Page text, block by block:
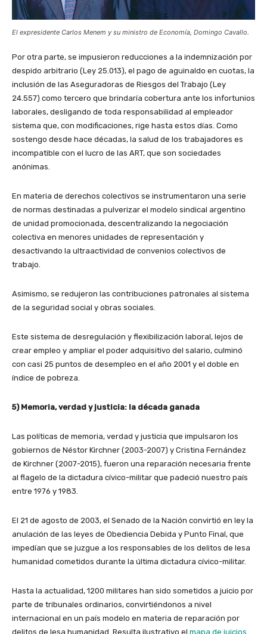
El expresidente Carlos Menem y su ministro de Economía, Domingo Cavallo.
Por otra parte, se impusieron reducciones a la indemnización por
despido arbitrario (Ley 25.013), el pago de aguinaldo en cuotas, la
inclusión de las Aseguradoras de Riesgos del Trabajo (Ley
24.557) como tercero que brindaría cobertura ante los infortunios
laborales, desligando de toda responsabilidad al empleador
sistema que, con modificaciones, rige hasta estos días. Como
sostengo desde hace décadas, la salud de los trabajadores es
incompatible con el lucro de las ART, que son sociedades
anónimas.
En materia de derechos colectivos se instrumentaron una serie
de normas destinadas a pulverizar el modelo sindical argentino
de unidad promocionada, descentralizando la negociación
colectiva en menores unidades de representación y
desactivando la ultraactividad de convenios colectivos de
trabajo.
Asimismo, se redujeron las contribuciones patronales al sistema
de la seguridad social y obras sociales.
Este sistema de desregulación y flexibilización laboral, lejos de
crear empleo y ampliar el poder adquisitivo del salario, culminó
con casi 25 puntos de desempleo en el año 2001 y el doble en
índice de pobreza.
5) Memoria, verdad y justicia: la década ganada
Las políticas de memoria, verdad y justicia que impulsaron los
gobiernos de Néstor Kirchner (2003-2007) y Cristina Fernández
de Kirchner (2007-2015), fueron una reparación necesaria frente
al flagelo de la dictadura cívico-militar que padeció nuestro país
entre 1976 y 1983.
El 21 de agosto de 2003, el Senado de la Nación convirtió en ley la
anulación de las leyes de Obediencia Debida y Punto Final, que
impedían que se juzgue a los responsables de los delitos de lesa
humanidad cometidos durante la última dictadura cívico-militar.
Hasta la actualidad, 1200 militares han sido sometidos a juicio por
parte de tribunales ordinarios, convirtiéndonos a nivel
internacional en un país modelo en materia de reparación por
delitos de lesa humanidad. Resulta ilustrativo el mapa de juicios